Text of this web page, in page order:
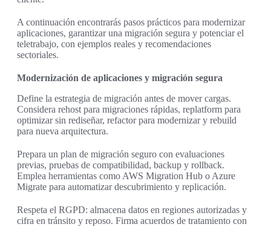
A continuación encontrarás pasos prácticos para modernizar
aplicaciones, garantizar una migración segura y potenciar el
teletrabajo, con ejemplos reales y recomendaciones
sectoriales.
Modernización de aplicaciones y migración segura
Define la estrategia de migración antes de mover cargas.
Considera rehost para migraciones rápidas, replatform para
optimizar sin rediseñar, refactor para modernizar y rebuild
para nueva arquitectura.
Prepara un plan de migración seguro con evaluaciones
previas, pruebas de compatibilidad, backup y rollback.
Emplea herramientas como AWS Migration Hub o Azure
Migrate para automatizar descubrimiento y replicación.
Respeta el RGPD: almacena datos en regiones autorizadas y
cifra en tránsito y reposo. Firma acuerdos de tratamiento con